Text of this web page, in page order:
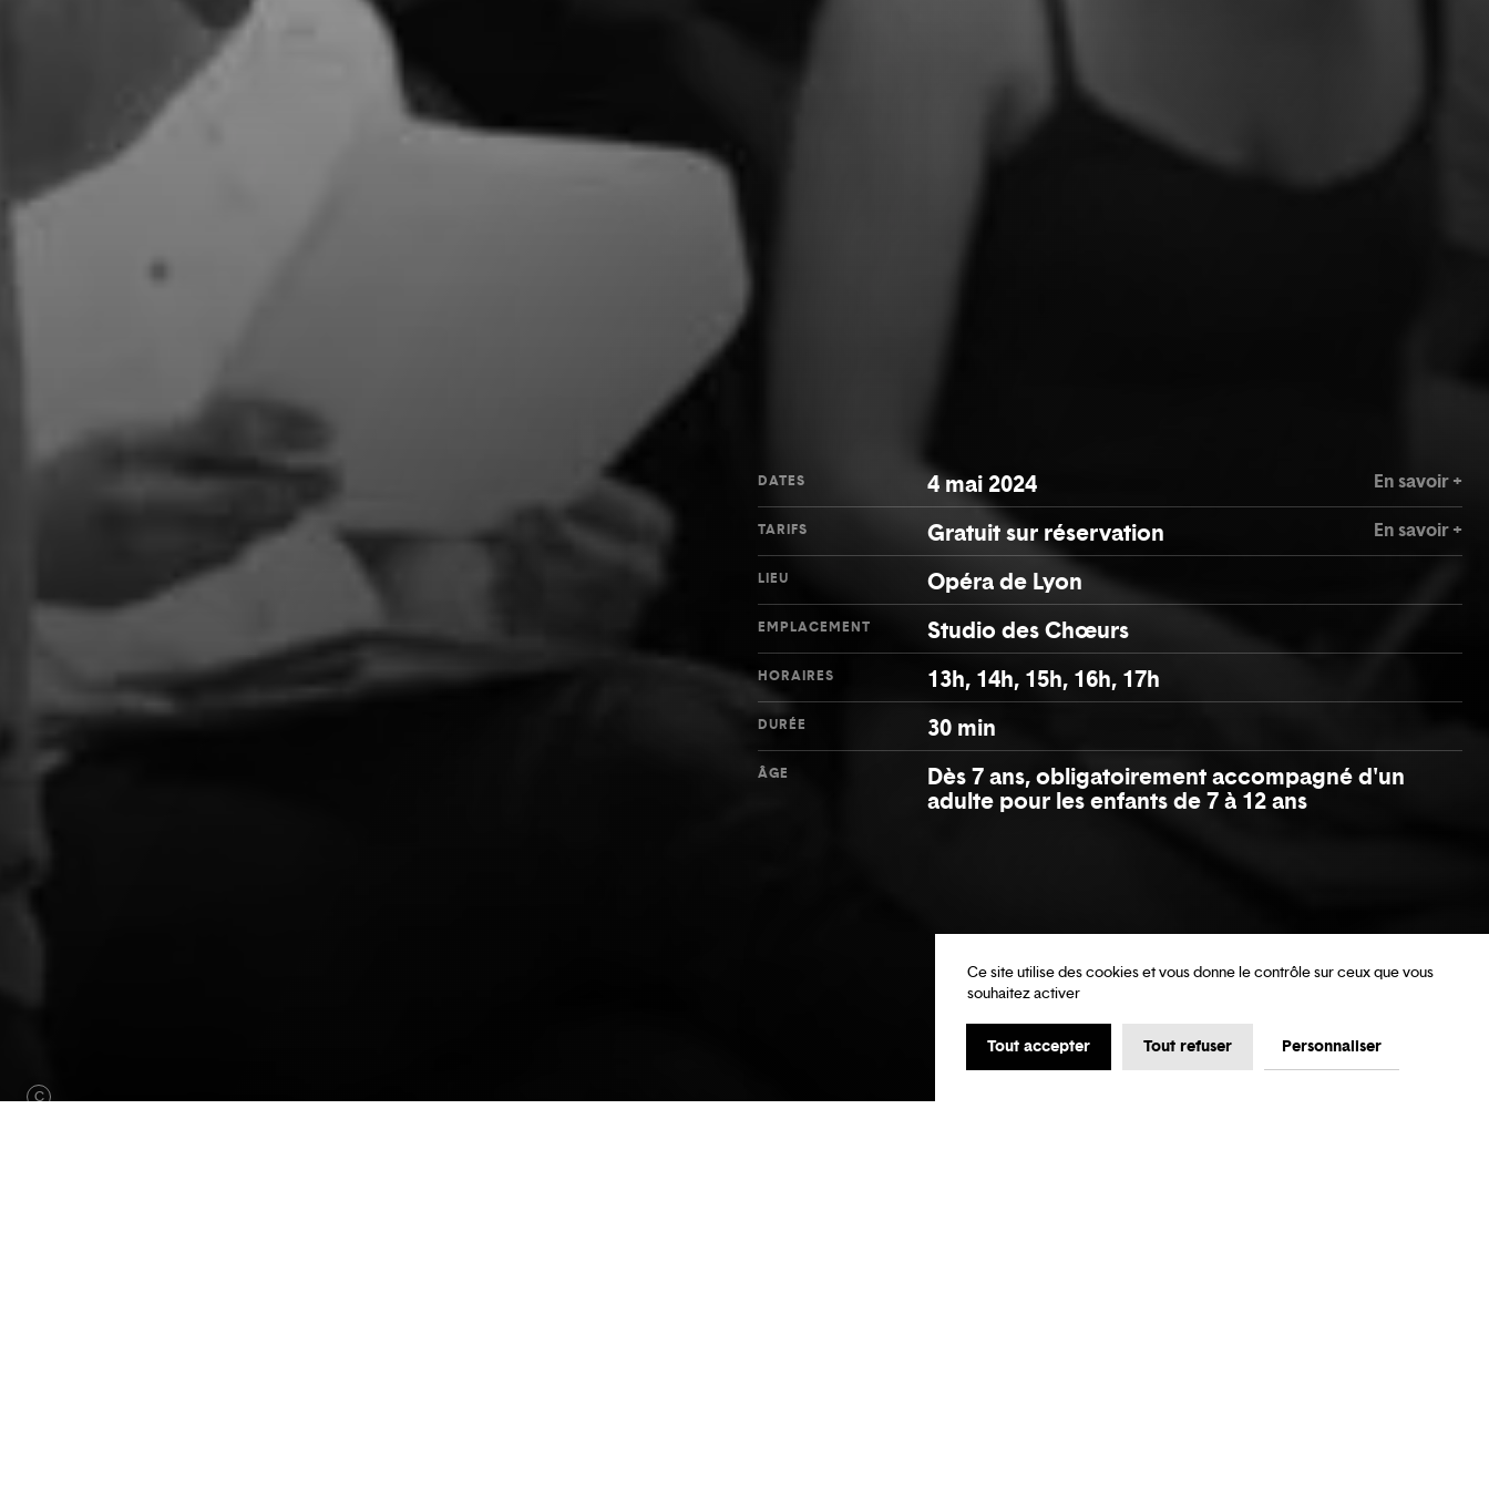
C
DATES 4 mai 2024 En savoir +
TARIFS Gratuit sur réservation En savoir +
LIEU Opéra de Lyon
EMPLACEMENT Studio des Chœurs
HORAIRES 13h, 14h, 15h, 16h, 17h
DURÉE 30 min
ÂGE
Dès 7 ans, obligatoirement accompagné d'un
adulte pour les enfants de 7 à 12 ans
Ce site utilise des cookies et vous donne le contrôle sur ceux que vous
souhaitez activer
Tout accepter Tout refuser Personnaliser